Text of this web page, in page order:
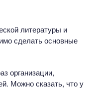
литературы и
сделать основные
организации,
Можно сказать, что у